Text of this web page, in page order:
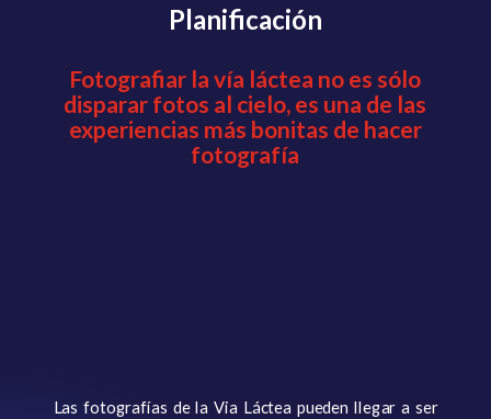
Planificación
Fotografiar la vía láctea no es sólo
disparar fotos al cielo, es una de las
experiencias más bonitas de hacer
fotografía
Las fotografías de la Via Láctea pueden llegar a ser